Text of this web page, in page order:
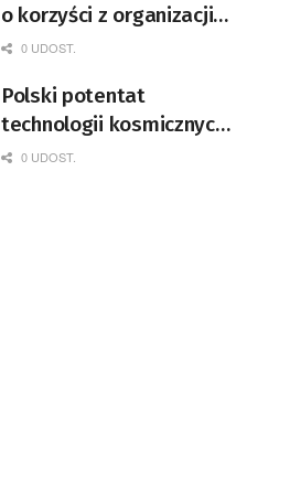
o korzyści z organizacji
mety Tour de Pologne
0 UDOST.
Polski potentat
technologii kosmicznych
wprowadzi się do Zielonej
0 UDOST.